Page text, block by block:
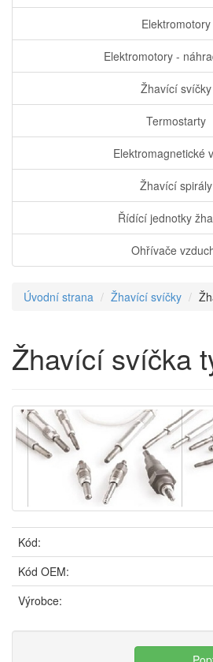
Elektromotory
Elektromotory -
Žhavící svíčky
Termostarty
Elektromagnetické
Žhavící spirály
Řídící jednotky
Ohřívače
Úvodní strana Žhavící svíčky
Žhavící svíčka
Kód:
Kód OEM:
Výrobce: